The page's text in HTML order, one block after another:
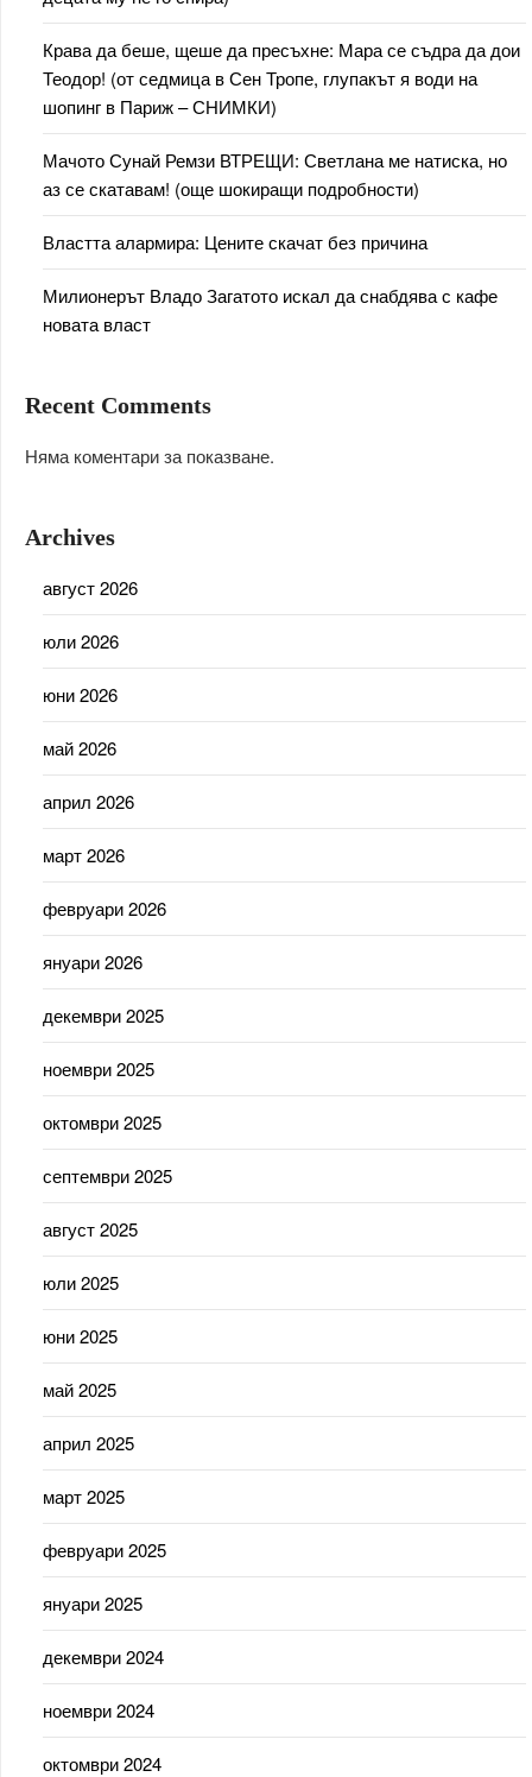
Крава да беше, щеше да пресъхне: Мара се съдра да дои
Теодор! (от седмица в Сен Тропе, глупакът я води на
шопинг в Париж – СНИМКИ)
Мачото Сунай Ремзи ВТРЕЩИ: Светлана ме натиска, но
аз се скатавам! (още шокиращи подробности)
Властта алармира: Цените скачат без причина
Милионерът Владо Загатото искал да снабдява с кафе
новата власт
Recent Comments
Няма коментари за показване.
Archives
август 2026
юли 2026
юни 2026
май 2026
април 2026
март 2026
февруари 2026
януари 2026
декември 2025
ноември 2025
октомври 2025
септември 2025
август 2025
юли 2025
юни 2025
май 2025
април 2025
март 2025
февруари 2025
януари 2025
декември 2024
ноември 2024
октомври 2024